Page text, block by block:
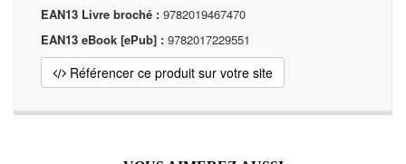
EAN13 Livre broché : 9782019467470
EAN13 eBook [ePub] : 9782017229551
Référencer ce produit sur votre site